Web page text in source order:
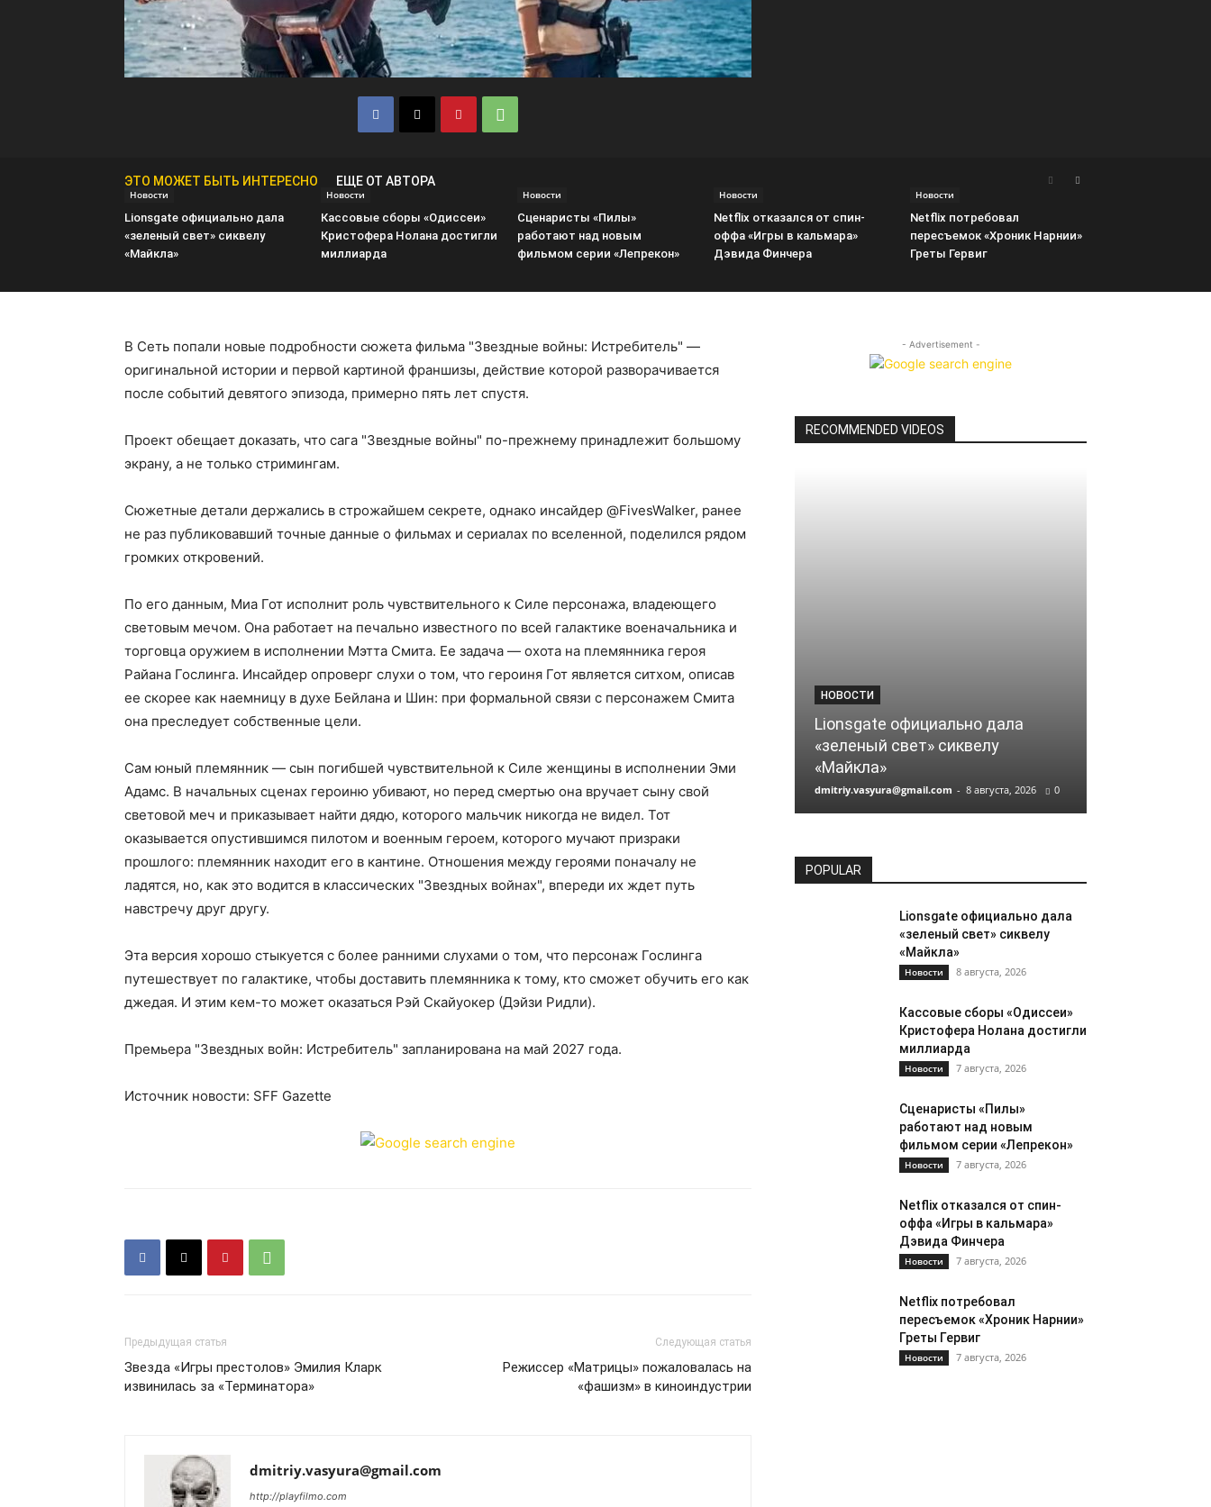
ЭТО МОЖЕТ БЫТЬ ИНТЕРЕСНО ЕЩЕ ОТ АВТОРА
Новости
Lionsgate официально дала
«зеленый свет» сиквелу
«Майкла»
Новости
Кассовые сборы «Одиссеи»
Кристофера Нолана достигли
миллиарда
Новости
Сценаристы «Пилы»
работают над новым
фильмом серии «Лепрекон»
Новости
Netflix отказался от спин-
оффа «Игры в кальмара»
Дэвида Финчера
Новости
Netflix потребовал
пересъемок «Хроник Нарнии»
Греты Гервиг
В Сеть попали новые подробности сюжета фильма "Звездные войны: Истребитель" —
оригинальной истории и первой картиной франшизы, действие которой разворачивается
после событий девятого эпизода, примерно пять лет спустя.
Проект обещает доказать, что сага "Звездные войны" по-прежнему принадлежит большому
экрану, а не только стримингам.
Сюжетные детали держались в строжайшем секрете, однако инсайдер @FivesWalker, ранее
не раз публиковавший точные данные о фильмах и сериалах по вселенной, поделился рядом
громких откровений.
По его данным, Миа Гот исполнит роль чувствительного к Силе персонажа, владеющего
световым мечом. Она работает на печально известного по всей галактике военачальника и
торговца оружием в исполнении Мэтта Смита. Ее задача — охота на племянника героя
Райана Гослинга. Инсайдер опроверг слухи о том, что героиня Гот является ситхом, описав
ее скорее как наемницу в духе Бейлана и Шин: при формальной связи с персонажем Смита
она преследует собственные цели.
Сам юный племянник — сын погибшей чувствительной к Силе женщины в исполнении Эми
Адамс. В начальных сценах героиню убивают, но перед смертью она вручает сыну свой
световой меч и приказывает найти дядю, которого мальчик никогда не видел. Тот
оказывается опустившимся пилотом и военным героем, которого мучают призраки
прошлого: племянник находит его в кантине. Отношения между героями поначалу не
ладятся, но, как это водится в классических "Звездных войнах", впереди их ждет путь
навстречу друг другу.
Эта версия хорошо стыкуется с более ранними слухами о том, что персонаж Гослинга
путешествует по галактике, чтобы доставить племянника к тому, кто сможет обучить его как
джедая. И этим кем-то может оказаться Рэй Скайуокер (Дэйзи Ридли).
Премьера "Звездных войн: Истребитель" запланирована на май 2027 года.
Источник новости: SFF Gazette
Предыдущая статья
Звезда «Игры престолов» Эмилия Кларк
извинилась за «Терминатора»
Следующая статья
Режиссер «Матрицы» пожаловалась на
«фашизм» в киноиндустрии
dmitriy.vasyura@gmail.com
http://playfilmo.com
- Advertisement -
RECOMMENDED VIDEOS
НОВОСТИ
Lionsgate официально дала
«зеленый свет» сиквелу
«Майкла»
dmitriy.vasyura@gmail.com - 8 августа, 2026 0
POPULAR
Lionsgate официально дала
«зеленый свет» сиквелу
«Майкла»
Новости 8 августа, 2026
Кассовые сборы «Одиссеи»
Кристофера Нолана достигли
миллиарда
Новости 7 августа, 2026
Сценаристы «Пилы»
работают над новым
фильмом серии «Лепрекон»
Новости 7 августа, 2026
Netflix отказался от спин-
оффа «Игры в кальмара»
Дэвида Финчера
Новости 7 августа, 2026
Netflix потребовал
пересъемок «Хроник Нарнии»
Греты Гервиг
Новости 7 августа, 2026